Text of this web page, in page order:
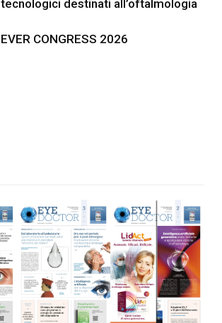
tecnologici destinati all’oftalmologia
EVER CONGRESS 2026